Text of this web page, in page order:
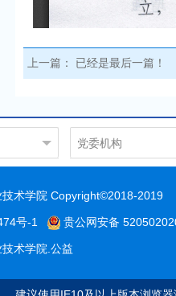
上一篇： 已经是最后一篇！
党委机构
党政办公室
术学院 Copyright©2018-2019
号-1 贵公网安备
术学院.公益